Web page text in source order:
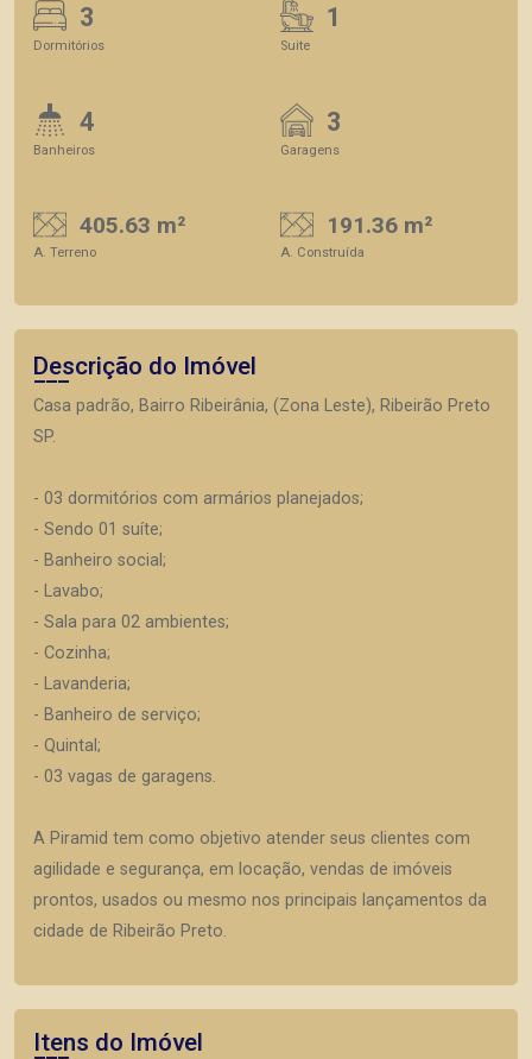
3
Dormitórios
1
Suite
4
Banheiros
3
Garagens
405.63 m²
A. Terreno
191.36 m²
A. Construída
Descrição do Imóvel
Casa padrão, Bairro Ribeirânia, (Zona Leste), Ribeirão Preto
SP.
- 03 dormitórios com armários planejados;
- Sendo 01 suíte;
- Banheiro social;
- Lavabo;
- Sala para 02 ambientes;
- Cozinha;
- Lavanderia;
- Banheiro de serviço;
- Quintal;
- 03 vagas de garagens.
A Piramid tem como objetivo atender seus clientes com
agilidade e segurança, em locação, vendas de imóveis
prontos, usados ou mesmo nos principais lançamentos da
cidade de Ribeirão Preto.
Itens do Imóvel